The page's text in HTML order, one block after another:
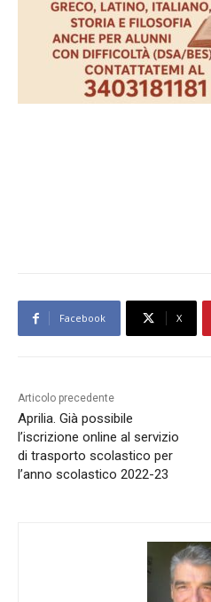
Facebook X
Articolo precedente
Aprilia. Già possibile
l’iscrizione online al servizio
di trasporto scolastico per
l’anno scolastico 2022-23